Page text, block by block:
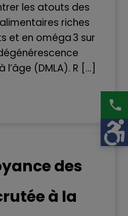
les atouts des
riches
et en oméga 3 sur
(DMLA). R [...]
des
à la
phone